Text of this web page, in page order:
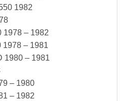
1982
1978 – 1982
1978 – 1981
1980 – 1981
– 1980
– 1982